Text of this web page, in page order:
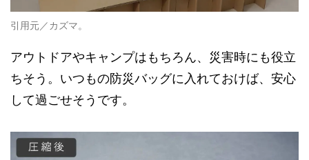
引用元／カズマ。
アウトドアやキャンプはもちろん、災害時にも役立
ちそう。いつもの防災バッグに入れておけば、安心
して過ごせそうです。